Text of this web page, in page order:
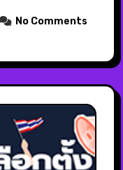
No Comments